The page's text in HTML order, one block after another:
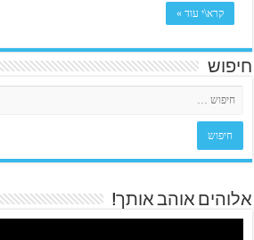
קרא\י עוד »
חיפוש
אלוהים אוהב אותך!